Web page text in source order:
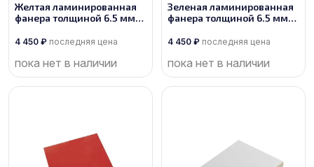
Желтая ламинированная
фанера толщиной 6.5 мм
1/1
4 450 ₽ последняя цена
пока нет в наличии
Зеленая ламинированная
фанера толщиной 6.5 мм
1/1
4 450 ₽ последняя цена
пока нет в наличии